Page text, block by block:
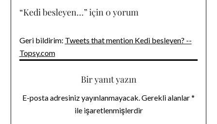
“Kedi besleyen…” için 0 yorum
Geri bildirim: Tweets that mention Kedi besleyen? --
Topsy.com
Bir yanıt yazın
E-posta adresiniz yayınlanmayacak.Gerekli alanlar*
ile işaretlenmişlerdir